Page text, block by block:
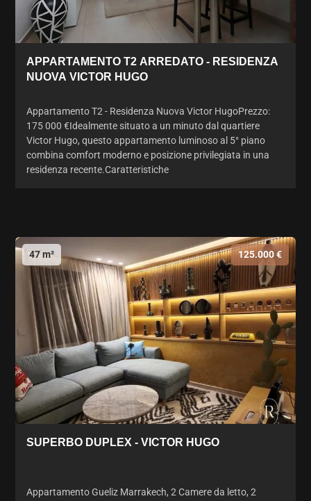
APPARTAMENTO T2 ARREDATO - RESIDENZA
NUOVA VICTOR HUGO
Appartamento T2 - Residenza Nuova Victor HugoPrezzo:
175 000 €Idealmente situato a un minuto dal quartiere
Victor Hugo, questo appartamento luminoso al 5° piano
combina comfort moderno e posizione privilegiata in una
residenza recente.Caratteristiche
47 m² 125.000 €
SUPERBO DUPLEX - VICTOR HUGO
Appartamento Gueliz Marrakech, 2 Camere da letto, 2